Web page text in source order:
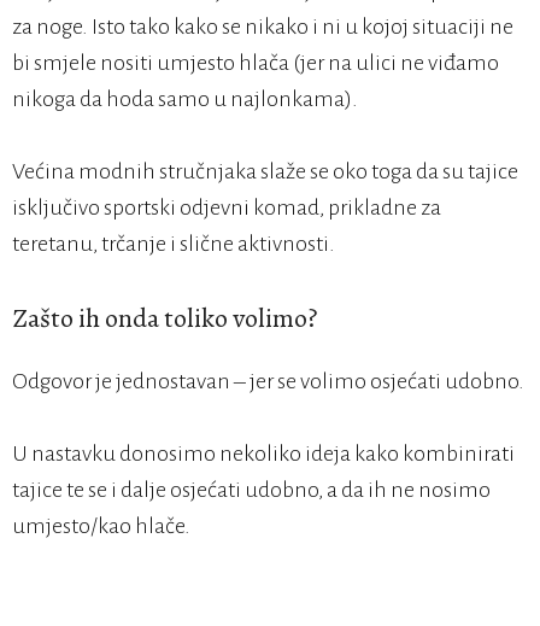
za noge. Isto tako kako se nikako i ni u kojoj situaciji ne
bi smjele nositi umjesto hlača (jer na ulici ne viđamo
nikoga da hoda samo u najlonkama).
Većina modnih stručnjaka slaže se oko toga da su tajice
isključivo sportski odjevni komad, prikladne za
teretanu, trčanje i slične aktivnosti.
Zašto ih onda toliko volimo?
Odgovor je jednostavan – jer se volimo osjećati udobno.
U nastavku donosimo nekoliko ideja kako kombinirati
tajice te se i dalje osjećati udobno, a da ih ne nosimo
umjesto/kao hlače.